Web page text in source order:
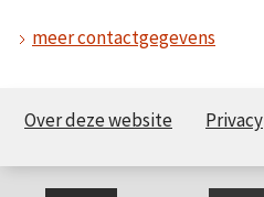
meer contactgegevens
Over deze website Privacy